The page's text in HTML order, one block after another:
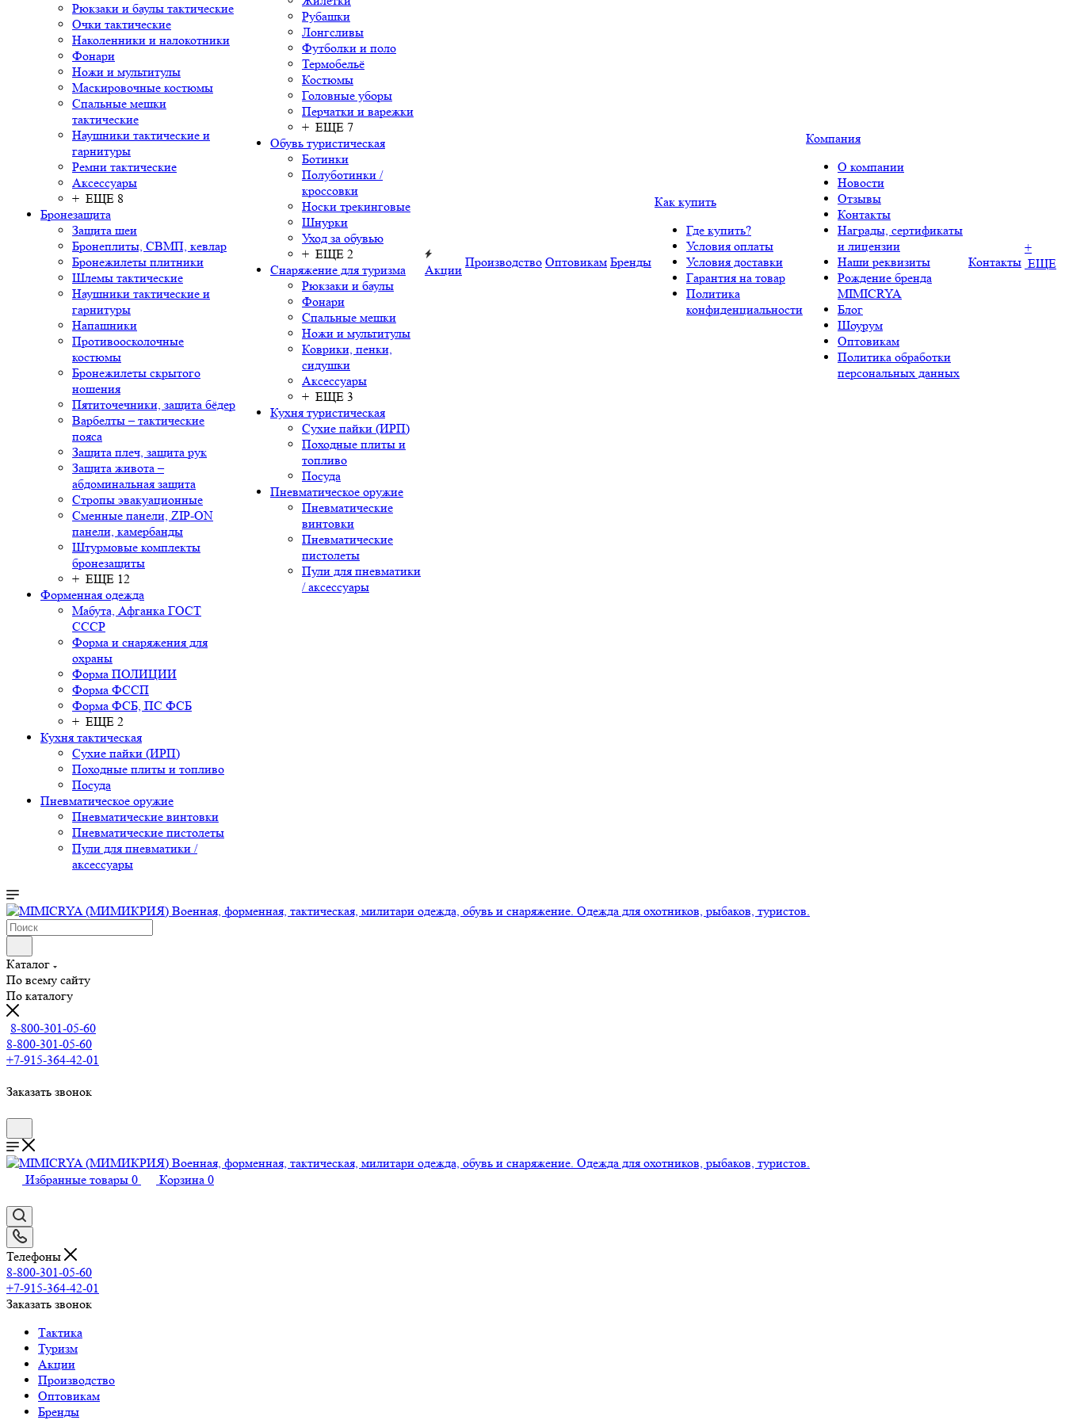
Рюкзаки и баулы тактические
Очки тактические
Наколенники и налокотники
Фонари
Ножи и мультитулы
Маскировочные костюмы
Спальные мешки
тактические
Наушники тактические и
гарнитуры
Ремни тактические
Аксессуары
+ ЕЩЕ 8
Бронезащита
Защита шеи
Бронеплиты, СВМП, кевлар
Бронежилеты плитники
Шлемы тактические
Наушники тактические и
гарнитуры
Напашники
Противоосколочные
костюмы
Бронежилеты скрытого
ношения
Пятиточечники, защита бёдер
Варбелты – тактические
пояса
Защита плеч, защита рук
Защита живота –
абдоминальная защита
Стропы эвакуационные
Сменные панели, ZIP-ON
панели, камербанды
Штурмовые комплекты
бронезащиты
+ ЕЩЕ 12
Форменная одежда
Мабута, Афганка ГОСТ
СССР
Форма и снаряжения для
охраны
Форма ПОЛИЦИИ
Форма ФССП
Форма ФСБ, ПС ФСБ
+ ЕЩЕ 2
Кухня тактическая
Сухие пайки (ИРП)
Походные плиты и топливо
Посуда
Пневматическое оружие
Пневматические винтовки
Пневматические пистолеты
Пули для пневматики /
аксессуары
Рубашки
Лонгсливы
Футболки и поло
Термобельё
Костюмы
Головные уборы
Перчатки и варежки
+ ЕЩЕ 7
Обувь туристическая
Ботинки
Полуботинки /
кроссовки
Носки трекинговые
Шнурки
Уход за обувью
+ ЕЩЕ 2
Снаряжение для туризма
Рюкзаки и баулы
Фонари
Спальные мешки
Ножи и мультитулы
Коврики, пенки,
сидушки
Аксессуары
+ ЕЩЕ 3
Кухня туристическая
Сухие пайки (ИРП)
Походные плиты и
топливо
Посуда
Пневматическое оружие
Пневматические
винтовки
Пневматические
пистолеты
Пули для пневматики
/ аксессуары
Акции
Производство Оптовикам Бренды
Как купить
Где купить?
Условия оплаты
Условия доставки
Гарантия на товар
Политика
конфиденциальности
Компания
О компании
Новости
Отзывы
Контакты
Награды, сертификаты
и лицензии
Наши реквизиты
Рождение бренда
MIMICRYA
Блог
Шоурум
Оптовикам
Политика обработки
персональных данных
Контакты
+
ЕЩЕ
Каталог
По всему сайту
По каталогу
8-800-301-05-60
8-800-301-05-60
+7-915-364-42-01
Заказать звонок
Избранные товары 0 Корзина 0
Телефоны
8-800-301-05-60
+7-915-364-42-01
Заказать звонок
Тактика
Туризм
Акции
Производство
Оптовикам
Бренды